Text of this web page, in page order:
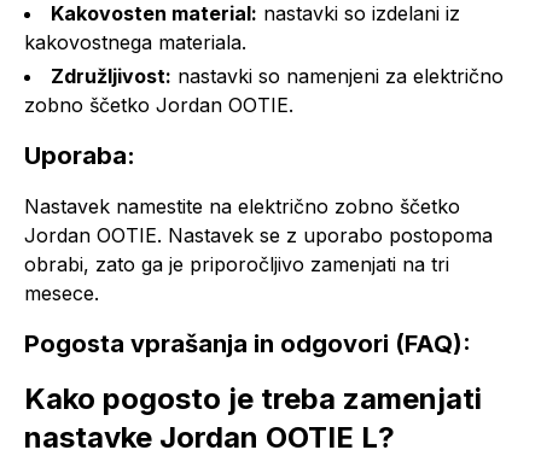
Kakovosten material: nastavki so izdelani iz
kakovostnega materiala.
Združljivost: nastavki so namenjeni za električno
zobno ščetko Jordan OOTIE.
Uporaba:
Nastavek namestite na električno zobno ščetko
Jordan OOTIE. Nastavek se z uporabo postopoma
obrabi, zato ga je priporočljivo zamenjati na tri
mesece.
Pogosta vprašanja in odgovori (FAQ):
Kako pogosto je treba zamenjati
nastavke Jordan OOTIE L?